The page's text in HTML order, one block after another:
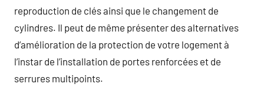
reproduction de clés ainsi que le changement de
cylindres. Il peut de même présenter des alternatives
d’amélioration de la protection de votre logement à
l’instar de l’installation de portes renforcées et de
serrures multipoints.